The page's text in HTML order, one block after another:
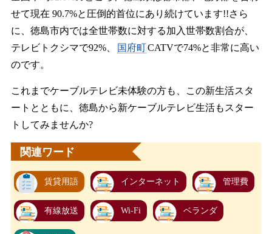
せて現在 90.7%と圧倒的首位にあり続けています!!さら
に、徳島市内では全世帯数に対する加入世帯数割合が、
テレビトクシマで92%、
国府町CATVで74%と非常に高い
のです。
これまでケーブルテレビ未体験の方も、この新生活スタ
ートとともに、徳島から新ケーブルテレビ生活もスター
トしてみませんか?
関連ワード
賃貸用語 インターネット 管理費
有線放送 Wi-Fi ベランダ